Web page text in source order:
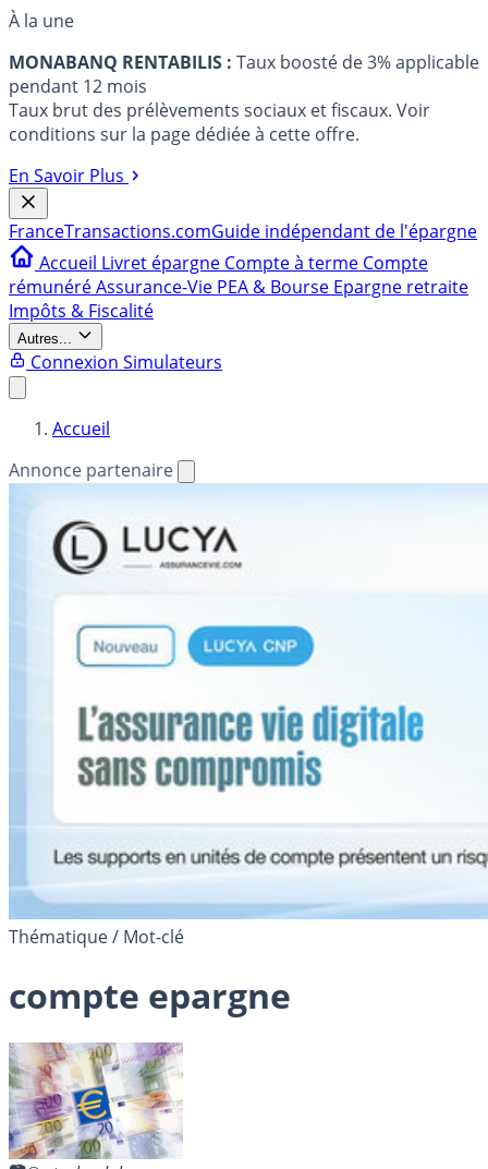
À la une
MONABANQ RENTABILIS : Taux boosté de 3% applicable
pendant 12 mois
Taux brut des prélèvements sociaux et fiscaux. Voir
conditions sur la page dédiée à cette offre.
En Savoir Plus
FranceTransactions.comGuide indépendant de l'épargne
Accueil Livret épargne Compte à terme Compte
rémunéréAssurance-Vie PEA & Bourse Epargne retraite
Impôts & Fiscalité
Autres...
Connexion Simulateurs
Accueil
Annonce partenaire
Thématique / Mot-clé
compte epargne